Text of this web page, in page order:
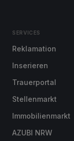
SERVICES
Reklamation
Inserieren
Trauerportal
Stellenmarkt
Immobilienmarkt
AZUBI NRW